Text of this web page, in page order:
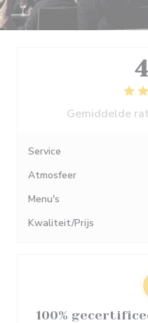
Gemiddelde
Service
Atmosfeer
Menu's
Kwaliteit/Prijs
100%